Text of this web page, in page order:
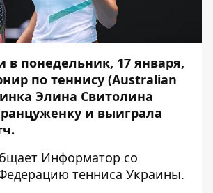
в понедельник, 17 января,
по теннису (Australian
Элина Свитолина
и выиграла
Информатор со
тенниса Украины.